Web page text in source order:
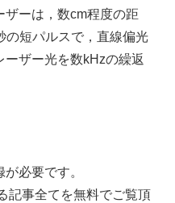
ザーは，数cm程度の距
の短パルスで，直線偏光
ザー光を数kHzの繰返
必要です。
記事全てを無料でご覧頂